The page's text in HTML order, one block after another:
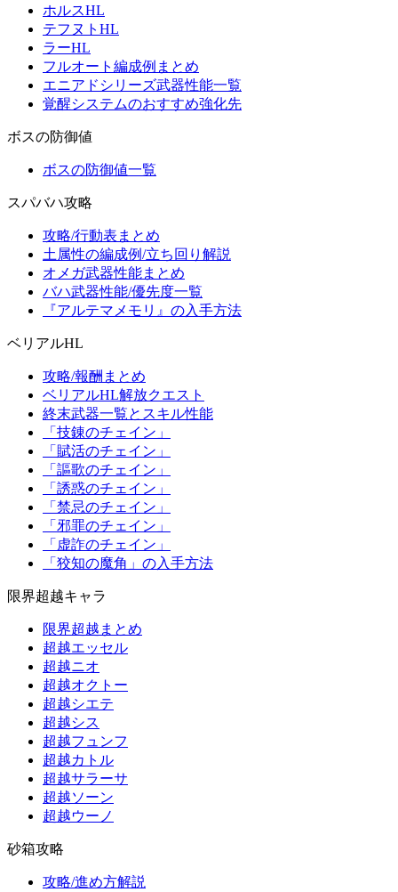
ホルスHL
テフヌトHL
ラーHL
フルオート編成例まとめ
エニアドシリーズ武器性能一覧
覚醒システムのおすすめ強化先
ボスの防御値
ボスの防御値一覧
スパバハ攻略
攻略/行動表まとめ
土属性の編成例/立ち回り解説
オメガ武器性能まとめ
バハ武器性能/優先度一覧
『アルテマメモリ』の入手方法
ベリアルHL
攻略/報酬まとめ
ベリアルHL解放クエスト
終末武器一覧とスキル性能
「技錬のチェイン」
「賦活のチェイン」
「謳歌のチェイン」
「誘惑のチェイン」
「禁忌のチェイン」
「邪罪のチェイン」
「虚詐のチェイン」
「狡知の魔角」の入手方法
限界超越キャラ
限界超越まとめ
超越エッセル
超越ニオ
超越オクトー
超越シエテ
超越シス
超越フュンフ
超越カトル
超越サラーサ
超越ソーン
超越ウーノ
砂箱攻略
攻略/進め方解説